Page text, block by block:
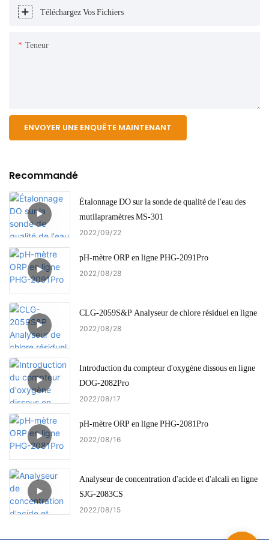
Téléchargez Vos Fichiers
Teneur
ENVOYER UNE ENQUÊTE MAINTENANT
Recommandé
Étalonnage DO sur la sonde de qualité de l'eau des
mutilapramètres MS-301
2022 09 22
pH-mètre ORP en ligne PHG-2091Pro
2022 08 28
CLG-2059S&P Analyseur de chlore résiduel en ligne
2022 08 28
Introduction du compteur d'oxygène dissous en ligne
DOG-2082Pro
2022 08 17
pH-mètre ORP en ligne PHG-2081Pro
2022 08 16
Analyseur de concentration d'acide et d'alcali en ligne
SJG-2083CS
2022 08 15